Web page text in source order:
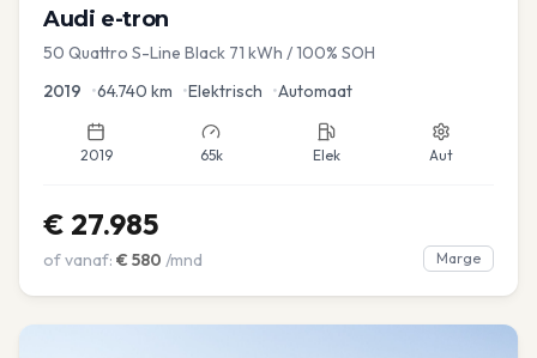
Audi e-tron
50 Quattro S-Line Black 71 kWh / 100% SOH
2019 •64.740 km •Elektrisch •Automaat
2019 65k Elek Aut
€ 27.985
of vanaf: € 580 /mnd Marge